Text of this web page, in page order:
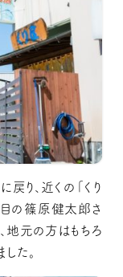
り、近くの「くり
の篠原健太郎さ
地元の方はもちろ
た。